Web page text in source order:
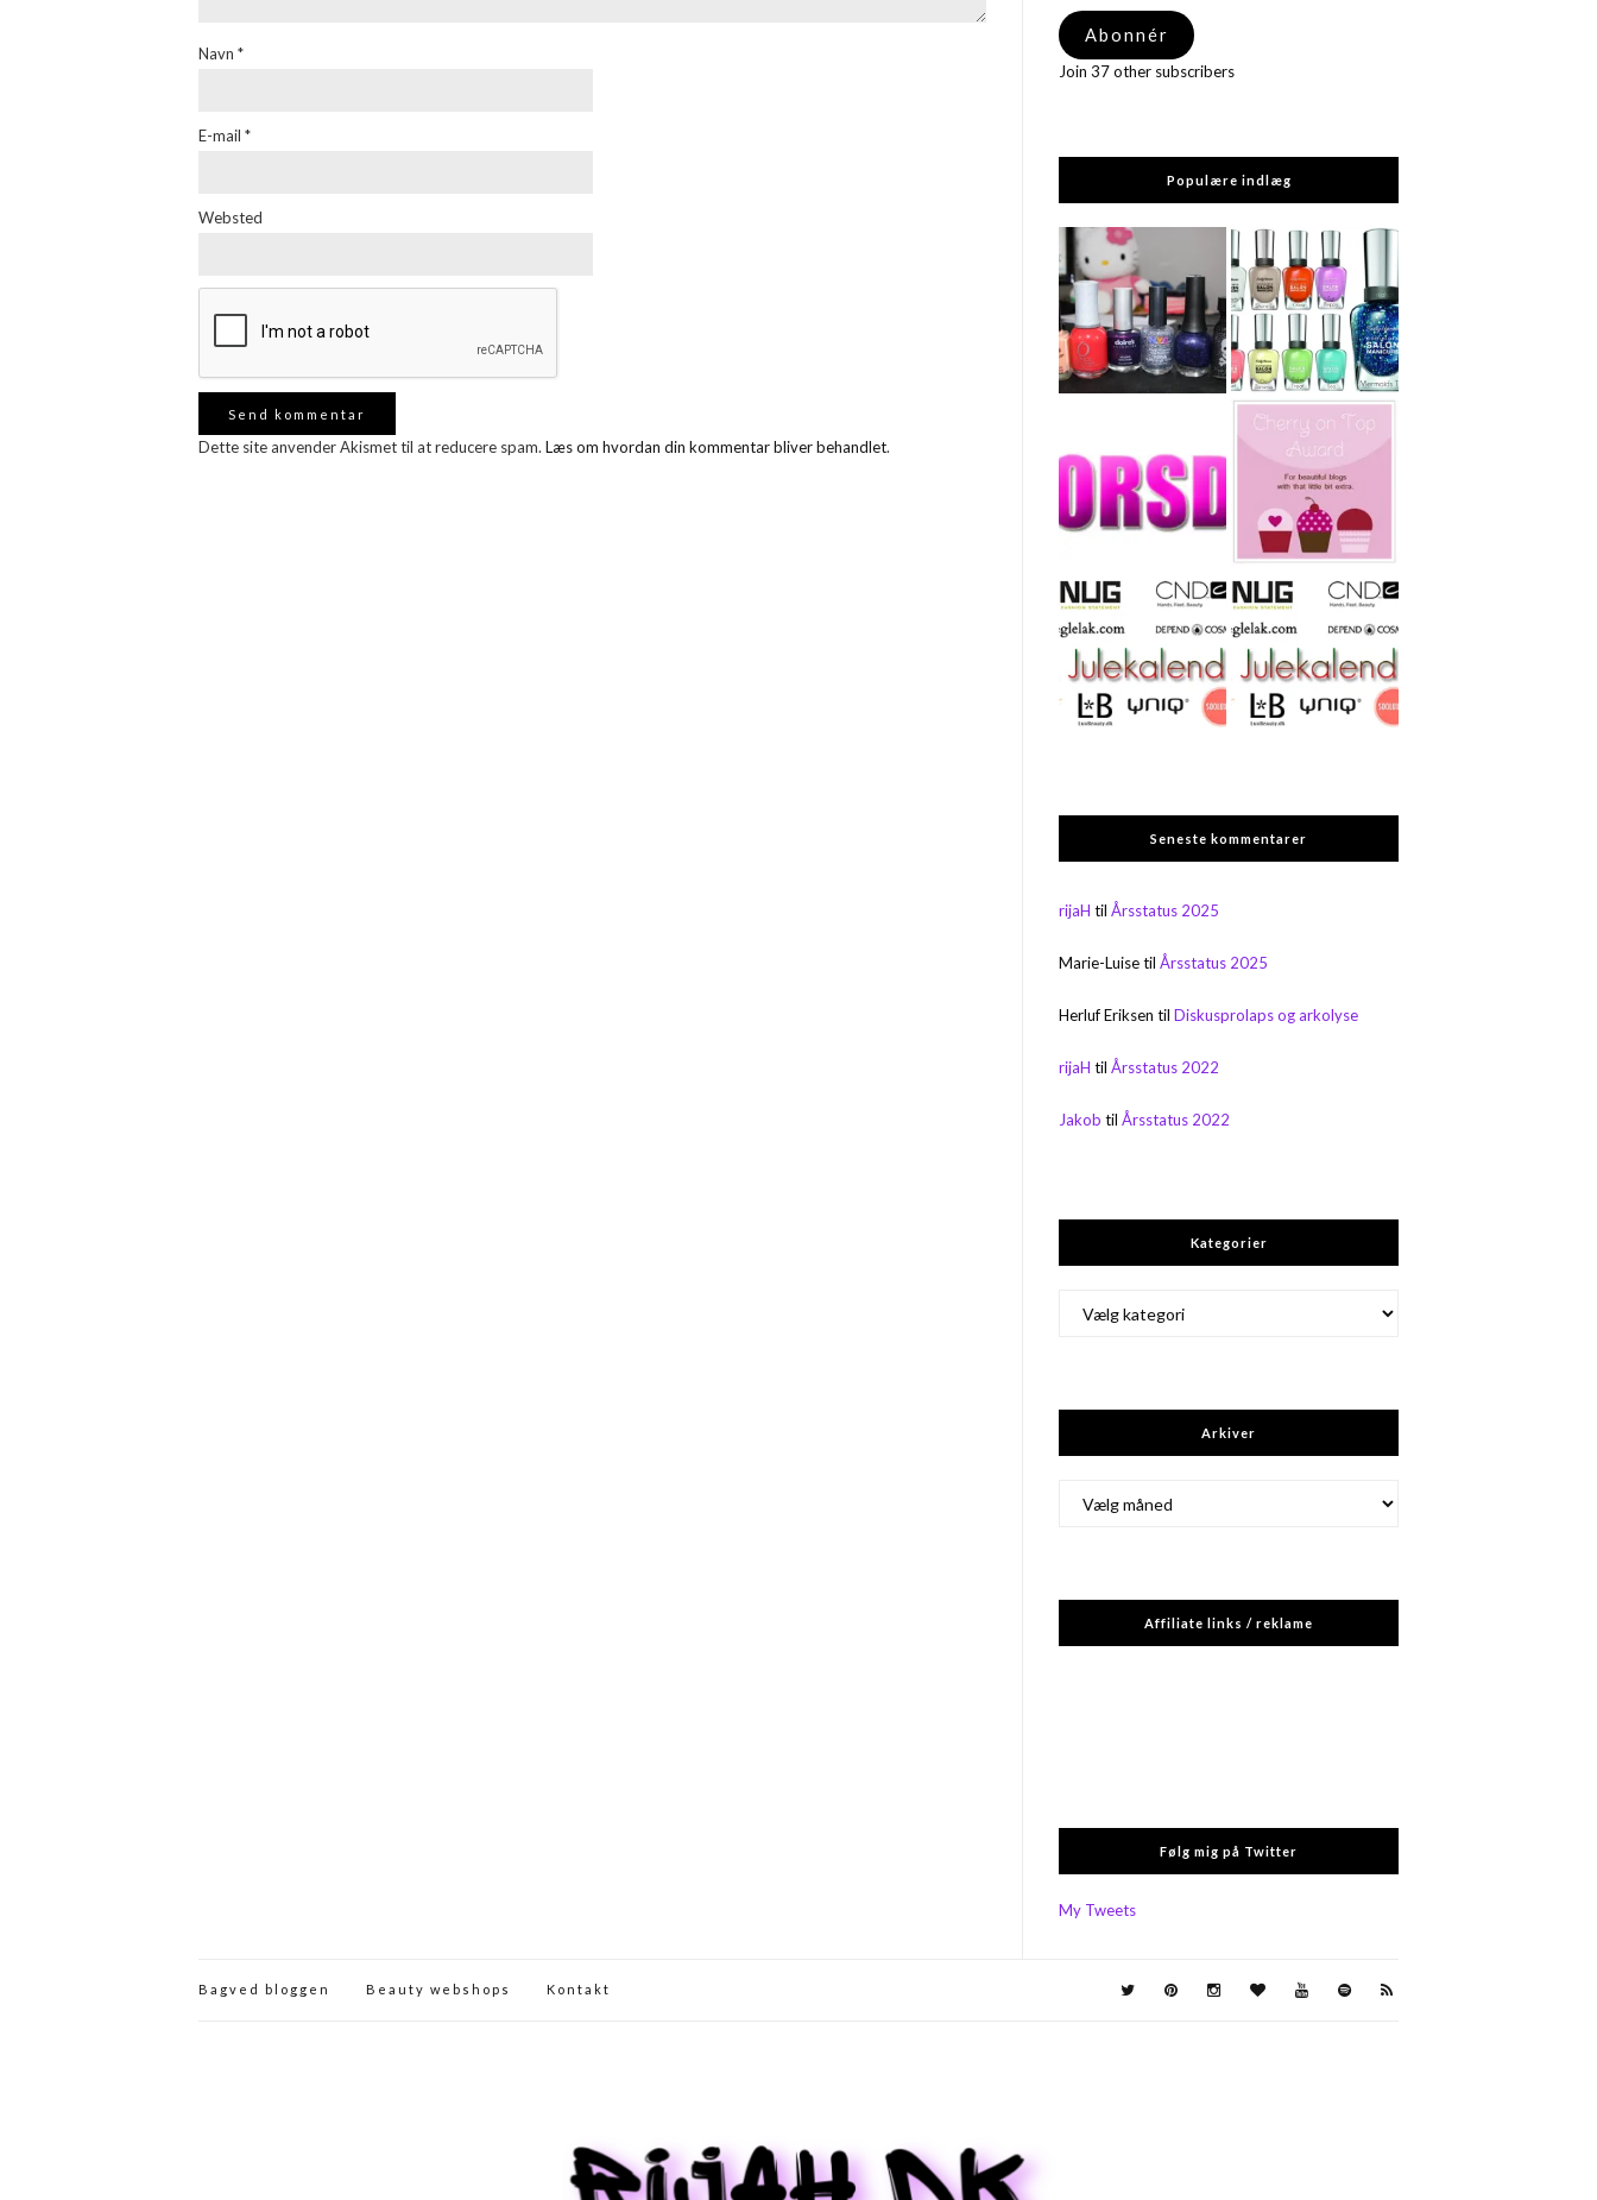
Navn *
E-mail *
Websted
Dette site anvender Akismet til at reducere spam. Læs om hvordan din kommentar bliver behandlet.
adresse
Abonnér
Join 37 other subscribers
Populære indlæg
Seneste kommentarer
rijaH tilÅrsstatus 2025
Marie-LuisetilÅrsstatus 2025
Herluf Eriksen tilDiskusprolaps og arkolyse
rijaH tilÅrsstatus 2022
Jakob tilÅrsstatus 2022
Kategorier
Arkiver
Affiliate links / reklame
Følg mig på Twitter
My Tweets
Bagved bloggen Beauty webshops Kontakt